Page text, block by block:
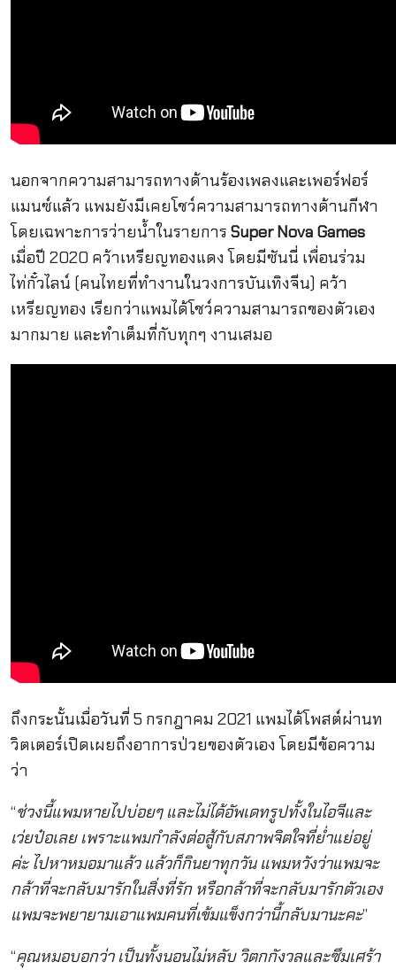
นอกจากความสามารถทางด้านร้องเพลงและเพอร์ฟอร์
แมนซ์แล้ว แพมยังมีเคยโชว์ความสามารถทางด้านกีฬา
โดยเฉพาะการว่ายน้ำในรายการ Super Nova Games
เมื่อปี 2020 คว้าเหรียญทองแดง โดยมีซันนี่ เพื่อนร่วม
ไท่กั๋วไลน์ (คนไทยที่ทำงานในวงการบันเทิงจีน) คว้า
เหรียญทอง เรียกว่าแพมได้โชว์ความสามารถของตัวเอง
มากมาย และทำเต็มที่กับทุกๆ งานเสมอ
ถึงกระนั้นเมื่อวันที่ 5 กรกฎาคม 2021 แพมได้โพสต์ผ่านท
วิตเตอร์เปิดเผยถึงอาการป่วยของตัวเอง โดยมีข้อความ
ว่า
“ช่วงนี้แพมหายไปบ่อยๆ และไม่ได้อัพเดทรูปทั้งในไอจีและ
เว่ยป๋อเลย เพราะแพมกำลังต่อสู้กับสภาพจิตใจที่ย่ำแย่อยู่
ค่ะ ไปหาหมอมาแล้ว แล้วก็กินยาทุกวัน แพมหวังว่าแพมจะ
กล้าที่จะกลับมารักในสิ่งที่รัก หรือกล้าที่จะกลับมารักตัวเอง
แพมจะพยายามเอาแพมคนที่เข้มแข็งกว่านี้กลับมานะคะ”
“คุณหมอบอกว่า เป็นทั้งนอนไม่หลับ วิตกกังวลและซึมเศร้า